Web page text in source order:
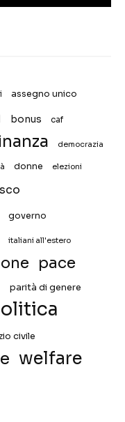
assegno unico
bonus caf
democrazia
donne elezioni
governo
italiani all'estero
pace
parità di genere
civile
welfare